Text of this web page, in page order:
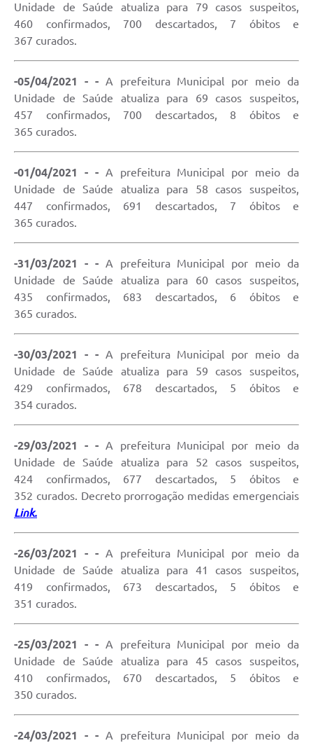
Unidade de Saúde atualiza para 79 casos suspeitos,
460 confirmados, 700 descartados, 7 óbitos e
367 curados.
-05/04/2021 - - A prefeitura Municipal por meio da
Unidade de Saúde atualiza para 69 casos suspeitos,
457 confirmados, 700 descartados, 8 óbitos e
365 curados.
-01/04/2021 - - A prefeitura Municipal por meio da
Unidade de Saúde atualiza para 58 casos suspeitos,
447 confirmados, 691 descartados, 7 óbitos e
365 curados.
-31/03/2021 - - A prefeitura Municipal por meio da
Unidade de Saúde atualiza para 60 casos suspeitos,
435 confirmados, 683 descartados, 6 óbitos e
365 curados.
-30/03/2021 - - A prefeitura Municipal por meio da
Unidade de Saúde atualiza para 59 casos suspeitos,
429 confirmados, 678 descartados, 5 óbitos e
354 curados.
-29/03/2021 - - A prefeitura Municipal por meio da
Unidade de Saúde atualiza para 52 casos suspeitos,
424 confirmados, 677 descartados, 5 óbitos e
352 curados. Decreto prorrogação medidas emergenciais
Link.
-26/03/2021 - - A prefeitura Municipal por meio da
Unidade de Saúde atualiza para 41 casos suspeitos,
419 confirmados, 673 descartados, 5 óbitos e
351 curados.
-25/03/2021 - - A prefeitura Municipal por meio da
Unidade de Saúde atualiza para 45 casos suspeitos,
410 confirmados, 670 descartados, 5 óbitos e
350 curados.
-24/03/2021 - - A prefeitura Municipal por meio da